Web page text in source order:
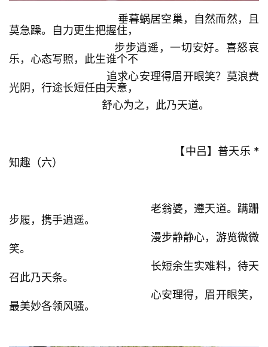
垂暮蜗居空巢，自然而然，且
莫急躁。自力更生把握住，
步步逍遥，一切安好。喜怒哀
乐，心态写照，此生谁个不
追求心安理得眉开眼笑？莫浪费
光阴，行途长短任由天意，
舒心为之，此乃天道。
【中吕】普天乐 *
知趣（六）
老翁婆，遵天道。蹒跚
步履，携手逍遥。
漫步静静心，游览微微
笑。
长短余生实难料，待天
召此乃天条。
心安理得，眉开眼笑，
最美妙各领风骚。